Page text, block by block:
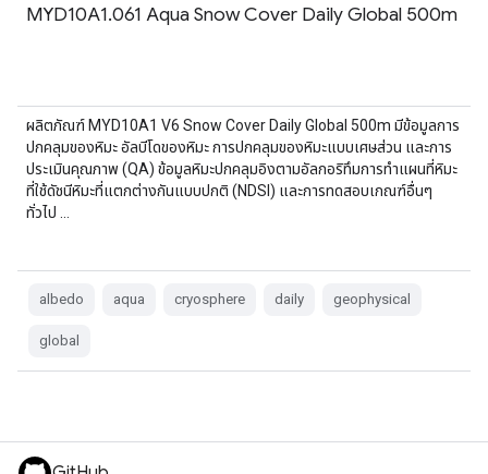
MYD10A1.061 Aqua Snow Cover Daily Global 500m
ผลิตภัณฑ์ MYD10A1 V6 Snow Cover Daily Global 500m มีข้อมูลการ
ปกคลุมของหิมะ อัลบีโดของหิมะ การปกคลุมของหิมะแบบเศษส่วน และการ
ประเมินคุณภาพ (QA) ข้อมูลหิมะปกคลุมอิงตามอัลกอริทึมการทำแผนที่หิมะ
ที่ใช้ดัชนีหิมะที่แตกต่างกันแบบปกติ (NDSI) และการทดสอบเกณฑ์อื่นๆ
ทั่วไป …
albedo aqua cryosphere daily geophysical
global